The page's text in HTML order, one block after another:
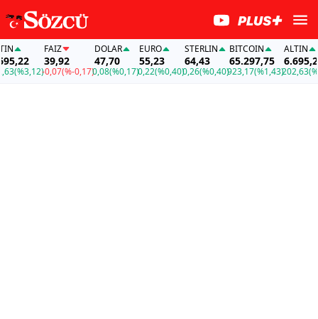
(%3,12)
FAİZ
39,92
-0,07(%-0,17)
DOLAR
47,70
0,08(%0,17)
EURO
55,23
0,22(%0,40)
STERLIN
64,43
0,26(%0,40)
BITCOIN
65.297,75
923,17(%1,43)
ALTIN
6.695,22
202,63